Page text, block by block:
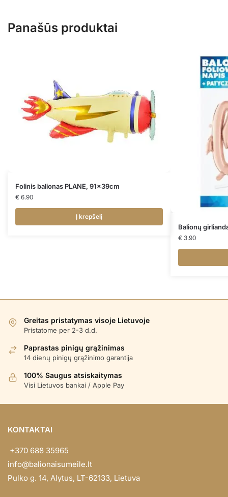
Panašūs produktai
Folinis balionas PLANE, 91x39cm
€ 6.90
Į krepšelį
Balionų
€ 3.90
Greitas pristatymas visoje Lietuvoje
Pristatome per 2-3 d.d.
Paprastas pinigų grąžinimas
14 dienų pinigų grąžinimo garantija
100% Saugus atsiskaitymas
Visi Lietuvos bankai / Apple Pay
KONTAKTAI
+370 688 35965
info@balionaisumeile.lt
Pulko g. 14, Alytus, LT-62133, Lietuva